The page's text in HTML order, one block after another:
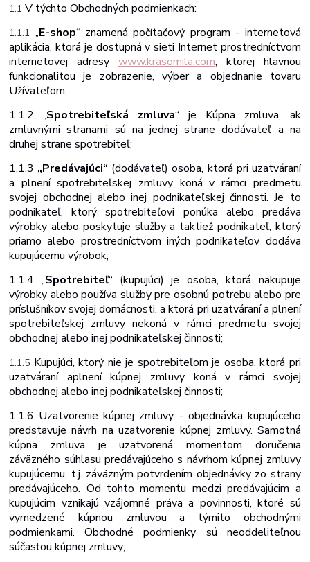
1.1V týchtoObchodnýchpodmienkach:
1.1.1 „E-shop“ znamená počítačový program - internetová
aplikácia, ktorá je dostupná v sieti Internet prostredníctvom
internetovej adresy www.krasomila.com, ktorej hlavnou
funkcionalitou je zobrazenie, výber a objednanie tovaru
Užívateľom;
1.1.2„Spotrebiteľská zmluva“ je Kúpna zmluva, ak
zmluvnými stranami sú na jednej strane dodávateľ a na
druhej strane spotrebiteľ;
1.1.3 „Predávajúci“ (dodávateľ) osoba, ktorá pri uzatváraní
a plnení spotrebiteľskej zmluvy koná v rámci predmetu
svojej obchodnej alebo inej podnikateľskej činnosti. Je to
podnikateľ, ktorý spotrebiteľovi ponúka alebo predáva
výrobky alebo poskytuje služby a taktiež podnikateľ, ktorý
priamo alebo prostredníctvom iných podnikateľov dodáva
kupujúcemu výrobok;
1.1.4
„Spotrebiteľ“ (kupujúci) je osoba, ktorá nakupuje
výrobky alebo používa služby pre osobnú potrebu alebo pre
príslušníkov svojej domácnosti, a ktorá pri uzatváraní a plnení
spotrebiteľskej zmluvy nekoná v rámci predmetu svojej
obchodnej alebo inej podnikateľskej činnosti;
1.1.5 Kupujúci,ktorý nieje spotrebiteľomje osoba,ktorá pri
uzatváraní aplnení kúpnej zmluvy koná v rámci svojej
obchodnej alebo inej podnikateľskej činnosti;
1.1.6 Uzatvorenie kúpnej zmluvy - objednávka kupujúceho
predstavuje návrh na uzatvorenie kúpnej zmluvy. Samotná
kúpna zmluva je uzatvorená momentom doručenia
záväzného súhlasu predávajúceho s návrhom kúpnej zmluvy
kupujúcemu, t.j. záväzným potvrdením objednávky zo strany
predávajúceho. Od tohto momentu medzi predávajúcim a
kupujúcim vznikajú vzájomné práva a povinnosti, ktoré sú
vymedzené kúpnou zmluvou a týmito obchodnými
podmienkami. Obchodné podmienky sú neoddeliteľnou
súčasťou kúpnej zmluvy;